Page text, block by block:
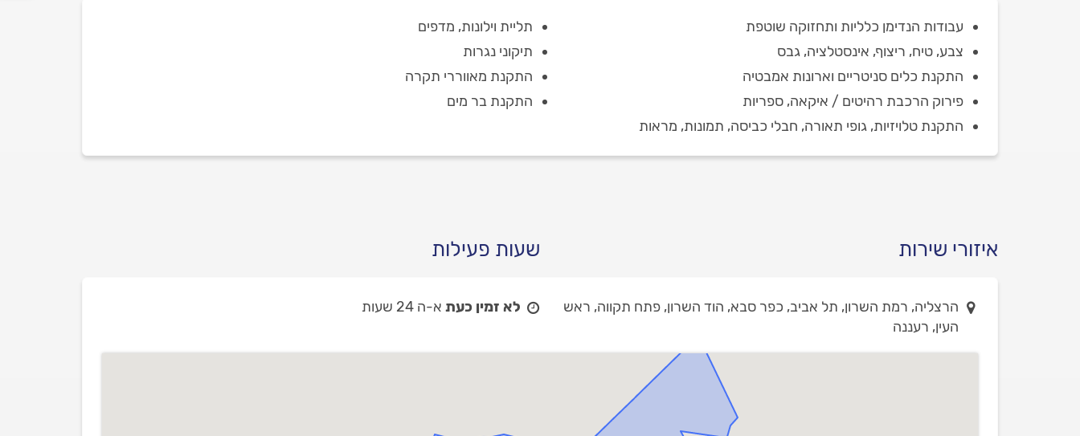
עבודות הנדימן כלליות ותחזוקה שוטפת
צבע, טיח, ריצוף, אינסטלציה, גבס
התקנת כלים סניטריים וארונות אמבטיה
פירוק הרכבת רהיטים / איקאה, ספריות
התקנת טלויזיות, גופי תאורה, חבלי כביסה, תמונות, מראות
תליית וילונות, מדפים
תיקוני נגרות
התקנת מאווררי תקרה
התקנת בר מים
איזורי שירות שעות פעילות
הרצליה, רמת השרון, תל אביב, כפר סבא, הוד השרון, פתח תקווה, ראש
העין, רעננה
לא זמין כעת א-ה 24 שעות